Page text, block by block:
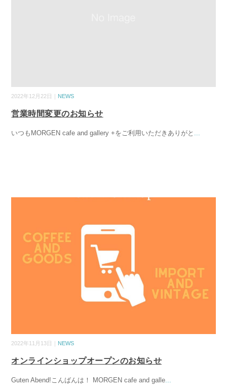
2022年12月22日｜ NEWS
営業時間変更のお知らせ
いつもMORGEN cafe and gallery +をご利用いただきありがと
2022年11月13日｜ NEWS
オンラインショップオープンのお知らせ
Guten Abend!こんばんは！ MORGEN cafe and galle